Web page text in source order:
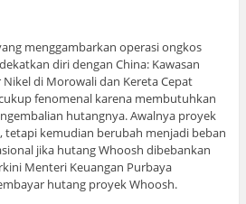
menggambarkan operasi ongkos
diri dengan China: Kawasan
di Morowali dan Kereta Cepat
fenomenal karena membutuhkan
hutangnya. Awalnya proyek
tetapi kemudian berubah menjadi beban
jika hutang Whoosh dibebankan
Menteri Keuangan Purbaya
hutang proyek Whoosh.